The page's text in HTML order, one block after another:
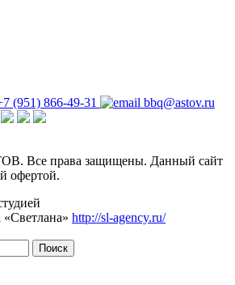
(951) 866-49-31
bbq@astov.ru
Все права защищены. Данный сайт
офертой.
«Светлана» http://sl-agency.ru/
Поиск